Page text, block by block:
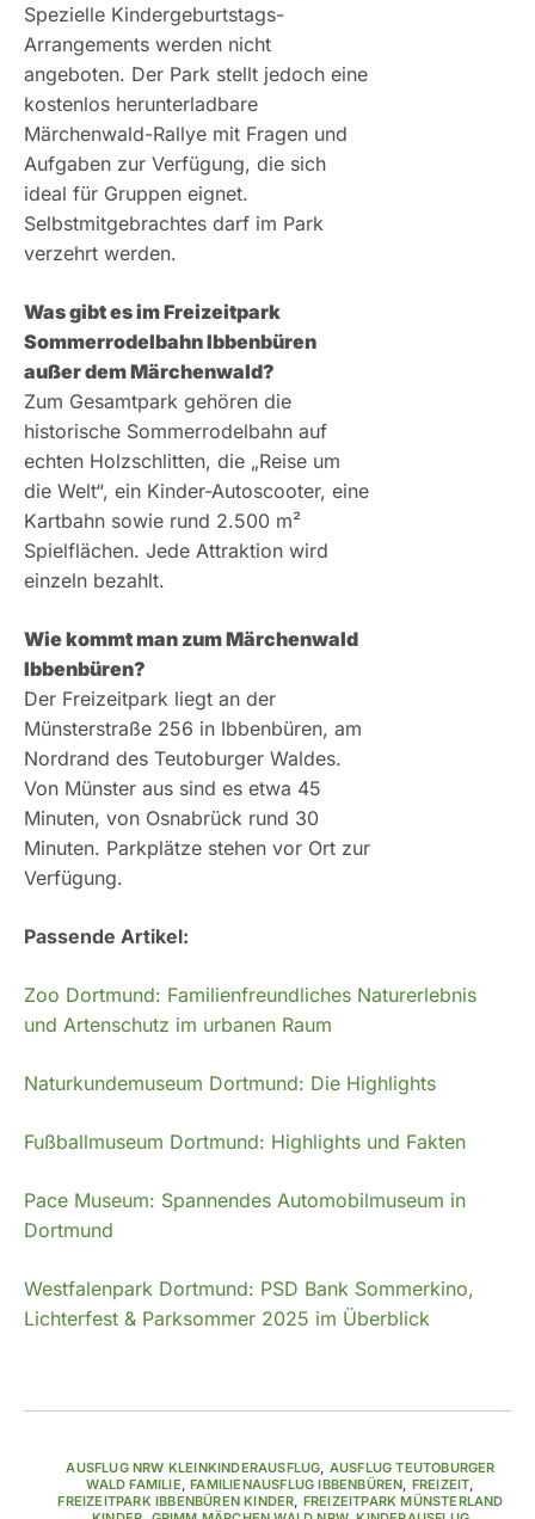
Spezielle Kindergeburtstags-
Arrangements werden nicht
angeboten. Der Park stellt jedoch eine
kostenlos herunterladbare
Märchenwald-Rallye mit Fragen und
Aufgaben zur Verfügung, die sich
ideal für Gruppen eignet.
Selbstmitgebrachtes darf im Park
verzehrt werden.
Was gibt es im Freizeitpark
Sommerrodelbahn Ibbenbüren
außer dem Märchenwald?
Zum Gesamtpark gehören die
historische Sommerrodelbahn auf
echten Holzschlitten, die „Reise um
die Welt“, ein Kinder-Autoscooter, eine
Kartbahn sowie rund 2.500 m²
Spielflächen. Jede Attraktion wird
einzeln bezahlt.
Wie kommt man zum Märchenwald
Ibbenbüren?
Der Freizeitpark liegt an der
Münsterstraße 256 in Ibbenbüren, am
Nordrand des Teutoburger Waldes.
Von Münster aus sind es etwa 45
Minuten, von Osnabrück rund 30
Minuten. Parkplätze stehen vor Ort zur
Verfügung.
Passende Artikel:
Zoo Dortmund: Familienfreundliches Naturerlebnis
und Artenschutz im urbanen Raum
Naturkundemuseum Dortmund: Die Highlights
Fußballmuseum Dortmund: Highlights und Fakten
Pace Museum: Spannendes Automobilmuseum in
Dortmund
Westfalenpark Dortmund: PSD Bank Sommerkino,
Lichterfest & Parksommer 2025 im Überblick
AUSFLUG NRW KLEINKINDERAUSFLUG, AUSFLUG TEUTOBURGER
WALD FAMILIE,FAMILIENAUSFLUG IBBENBÜREN, FREIZEIT,
FREIZEITPARK IBBENBÜREN KINDER, FREIZEITPARK MÜNSTERLAND